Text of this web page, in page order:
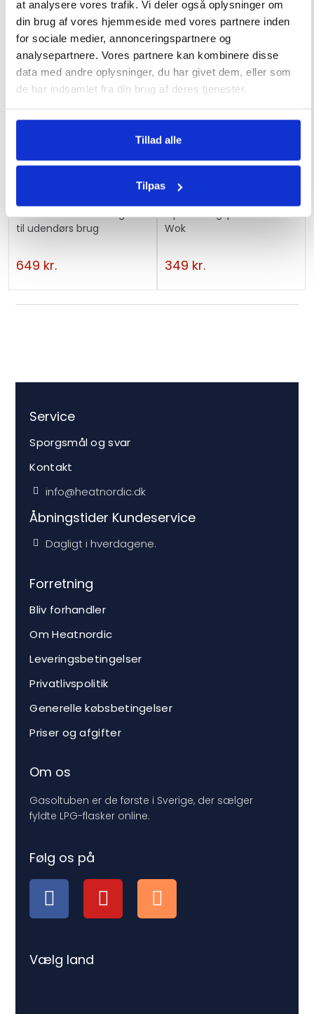
at analysere vores trafik. Vi deler også oplysninger om
din brug af vores hjemmeside med vores partnere inden
for sociale medier, annonceringspartnere og
analysepartnere. Vores partnere kan kombinere disse
data med andre oplysninger, du har givet dem, eller som
de har indsamlet fra din brug af deres tjenester.
Tillad alle
Tilpas
til udendørs brug
649 kr.
Wok
349 kr.
Service
Sporgsmål og svar
Kontakt
info@heatnordic.dk
Åbningstider Kundeservice
Dagligt i hverdagene.
Forretning
Bliv forhandler
Om Heatnordic
Leveringsbetingelser
Privatlivspolitik
Generelle købsbetingelser
Priser og afgifter
Om os
Gasoltuben er de første i Sverige, der sælger
fyldte LPG-flasker online.
Følg os på
Vælg land